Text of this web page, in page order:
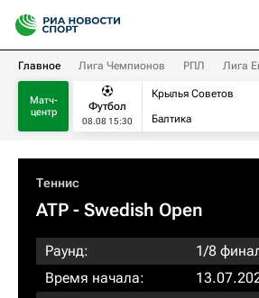
Главное Лига Чемпионов РПЛ Лига
Матч-
центр
Футбол
08.08 15:30
Крылья Советов
Балтика
Теннис
ATP - Swedish Open
Раунд:
1/8
Время начала: